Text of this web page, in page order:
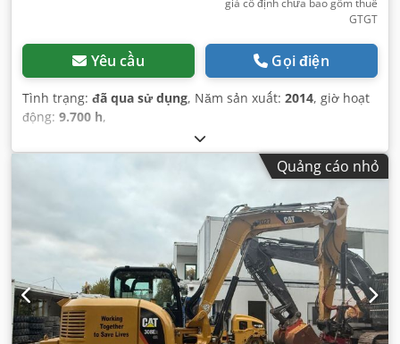
giá cố định chưa bao gồm thuế
GTGT
Yêu cầu Gọi điện
Tình trạng: đã qua sử dụng, Năm sản xuất: 2014, giờ hoạt
động: 9.700 h,
Quảng cáo nhỏ